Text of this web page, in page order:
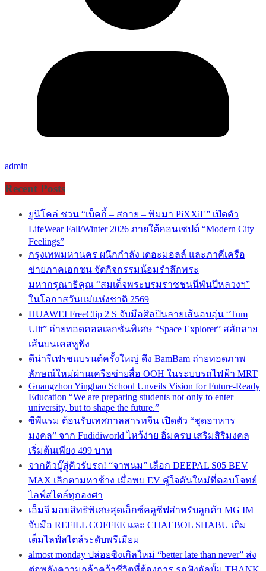
admin
Recent Posts
ยูนิโคล่ ชวน “เบ็คกี้ – สกาย – พิมมา PiXXiE” เปิดตัว
LifeWear Fall/Winter 2026 ภายใต้คอนเซปต์ “Modern City
Feelings”
กรุงเทพมหานคร ผนึกกำลัง เดอะมอลล์ และภาคีเครือ
ข่ายภาคเอกชน จัดกิจกรรมน้อมรำลึกพระ
มหากรุณาธิคุณ “สมเด็จพระบรมราชชนนีพันปีหลวงฯ”
ในโอกาสวันแม่แห่งชาติ 2569
HUAWEI FreeClip 2 S จับมือศิลปินลายเส้นอบอุ่น “Tum
Ulit” ถ่ายทอดคอลเลกชันพิเศษ “Space Explorer” สลักลาย
เส้นบนเคสหูฟัง
ดีน่ารีเฟรชแบรนด์ครั้งใหญ่ ดึง BamBam ถ่ายทอดภาพ
ลักษณ์ใหม่ผ่านเครือข่ายสื่อ OOH ในระบบรถไฟฟ้า MRT
Guangzhou Yinghao School Unveils Vision for Future-Ready
Education “We are preparing students not only to enter
university, but to shape the future.”
ซีพีแรม ต้อนรับเทศกาลสารทจีน เปิดตัว “ชุดอาหาร
มงคล” จาก Fudidiworld ไหว้ง่าย อิ่มครบ เสริมสิริมงคล
เริ่มต้นเพียง 499 บาท
จากคิวบู๊สู่คิวรับรถ! “จาพนม” เลือก DEEPAL S05 BEV
MAX เลิกตามหาช้าง เมื่อพบ EV คู่ใจคันใหม่ที่ตอบโจทย์
ไลฟ์สไตล์ทุกองศา
เอ็มจี มอบสิทธิพิเศษสุดเอ็กซ์คลูซีฟสำหรับลูกค้า MG IM
จับมือ REFILL COFFEE และ CHAEBOL SHABU เติม
เต็มไลฟ์สไตล์ระดับพรีเมียม
almost monday ปล่อยซิงเกิลใหม่ “better late than never” ส่ง